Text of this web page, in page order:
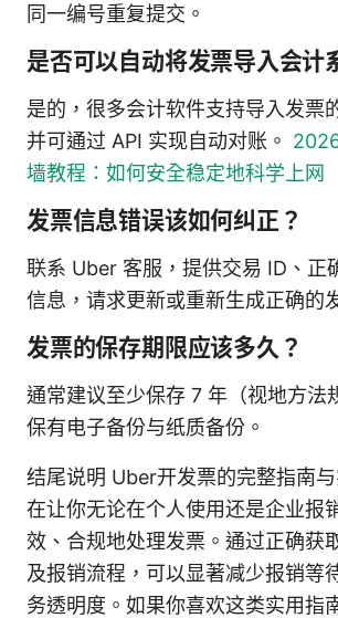
同一编号重复提交。
是否可以自动将发票导入会计
是的，很多会计软件支持导入发票
并可通过 API 实现自动对账。
墙教程：如何安全稳定地科学上网
发票信息错误该如何纠正？
联系 Uber 客服，提供交易 ID、正
信息，请求更新或重新生成正确的
发票的保存期限应该多久？
通常建议至少保存 7 年（视地方法
保有电子备份与纸质备份。
结尾说明 Uber开发票的完整指南
在让你无论在个人使用还是企业报
效、合规地处理发票。通过正确获
及报销流程，可以显著减少报销等
务透明度。如果你喜欢这类实用指